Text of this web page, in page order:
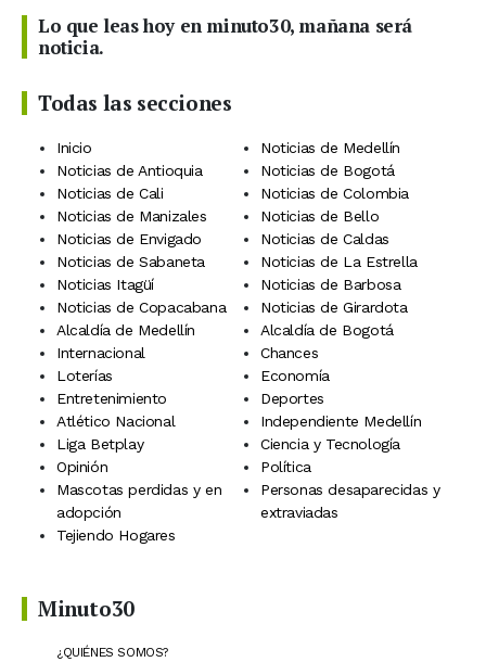
Lo que leas hoy en minuto30, mañana será
noticia.
Todas las secciones
Inicio
Noticias de Medellín
Noticias de Antioquia
Noticias de Bogotá
Noticias de Cali
Noticias de Colombia
Noticias de Manizales
Noticias de Bello
Noticias de Envigado
Noticias de Caldas
Noticias de Sabaneta
Noticias de La Estrella
Noticias Itagüí
Noticias de Barbosa
Noticias de Copacabana
Noticias de Girardota
Alcaldía de Medellín
Alcaldía de Bogotá
Internacional
Chances
Loterías
Economía
Entretenimiento
Deportes
Atlético Nacional
Independiente Medellín
Liga Betplay
Ciencia y Tecnología
Opinión
Política
Mascotas perdidas y en
adopción
Personas desaparecidas y
extraviadas
Tejiendo Hogares
Minuto30
¿QUIÉNES SOMOS?